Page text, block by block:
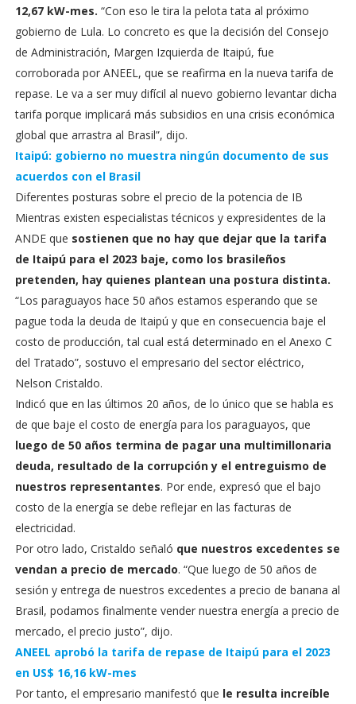
12,67 kW-mes. “Con eso le tira la pelota tata al próximo
gobierno de Lula. Lo concreto es que la decisión del Consejo
de Administración, Margen Izquierda de Itaipú, fue
corroborada por ANEEL, que se reafirma en la nueva tarifa de
repase. Le va a ser muy difícil al nuevo gobierno levantar dicha
tarifa porque implicará más subsidios en una crisis económica
global que arrastra al Brasil”, dijo.
Itaipú: gobierno no muestra ningún documento de sus
acuerdos con el Brasil
Diferentes posturas sobre el precio de la potencia de IB
Mientras existen especialistas técnicos y expresidentes de la
ANDE que sostienen que no hay que dejar que la tarifa
de Itaipú para el 2023 baje, como los brasileños
pretenden, hay quienes plantean una postura distinta.
“Los paraguayos hace 50 años estamos esperando que se
pague toda la deuda de Itaipú y que en consecuencia baje el
costo de producción, tal cual está determinado en el Anexo C
del Tratado”, sostuvo el empresario del sector eléctrico,
Nelson Cristaldo.
Indicó que en las últimos 20 años, de lo único que se habla es
de que baje el costo de energía para los paraguayos, que
luego de 50 años termina de pagar una multimillonaria
deuda, resultado de la corrupción y el entreguismo de
nuestros representantes. Por ende, expresó que el bajo
costo de la energía se debe reflejar en las facturas de
electricidad.
Por otro lado, Cristaldo señaló que nuestros excedentes se
vendan a precio de mercado. “Que luego de 50 años de
sesión y entrega de nuestros excedentes a precio de banana al
Brasil, podamos finalmente vender nuestra energía a precio de
mercado, el precio justo”, dijo.
ANEEL aprobó la tarifa de repase de Itaipú para el 2023
en US$ 16,16 kW-mes
Por tanto, el empresario manifestó que le resulta increíble